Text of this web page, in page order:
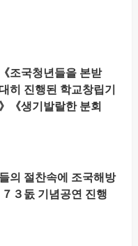
조국청년들을 본받
히 진행된 학교창립기
《생기발랄한 분회
의 절찬속에 조국해방
３돐 기념공연 진행